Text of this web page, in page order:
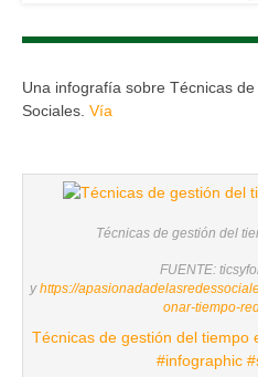
Una infografía sobre Técnicas
Sociales. Vía
Técnicas de gestión del
FUENTE:
yhttps://
onar-tiempo-
Técnicas de gestión del tiempo
#infographic